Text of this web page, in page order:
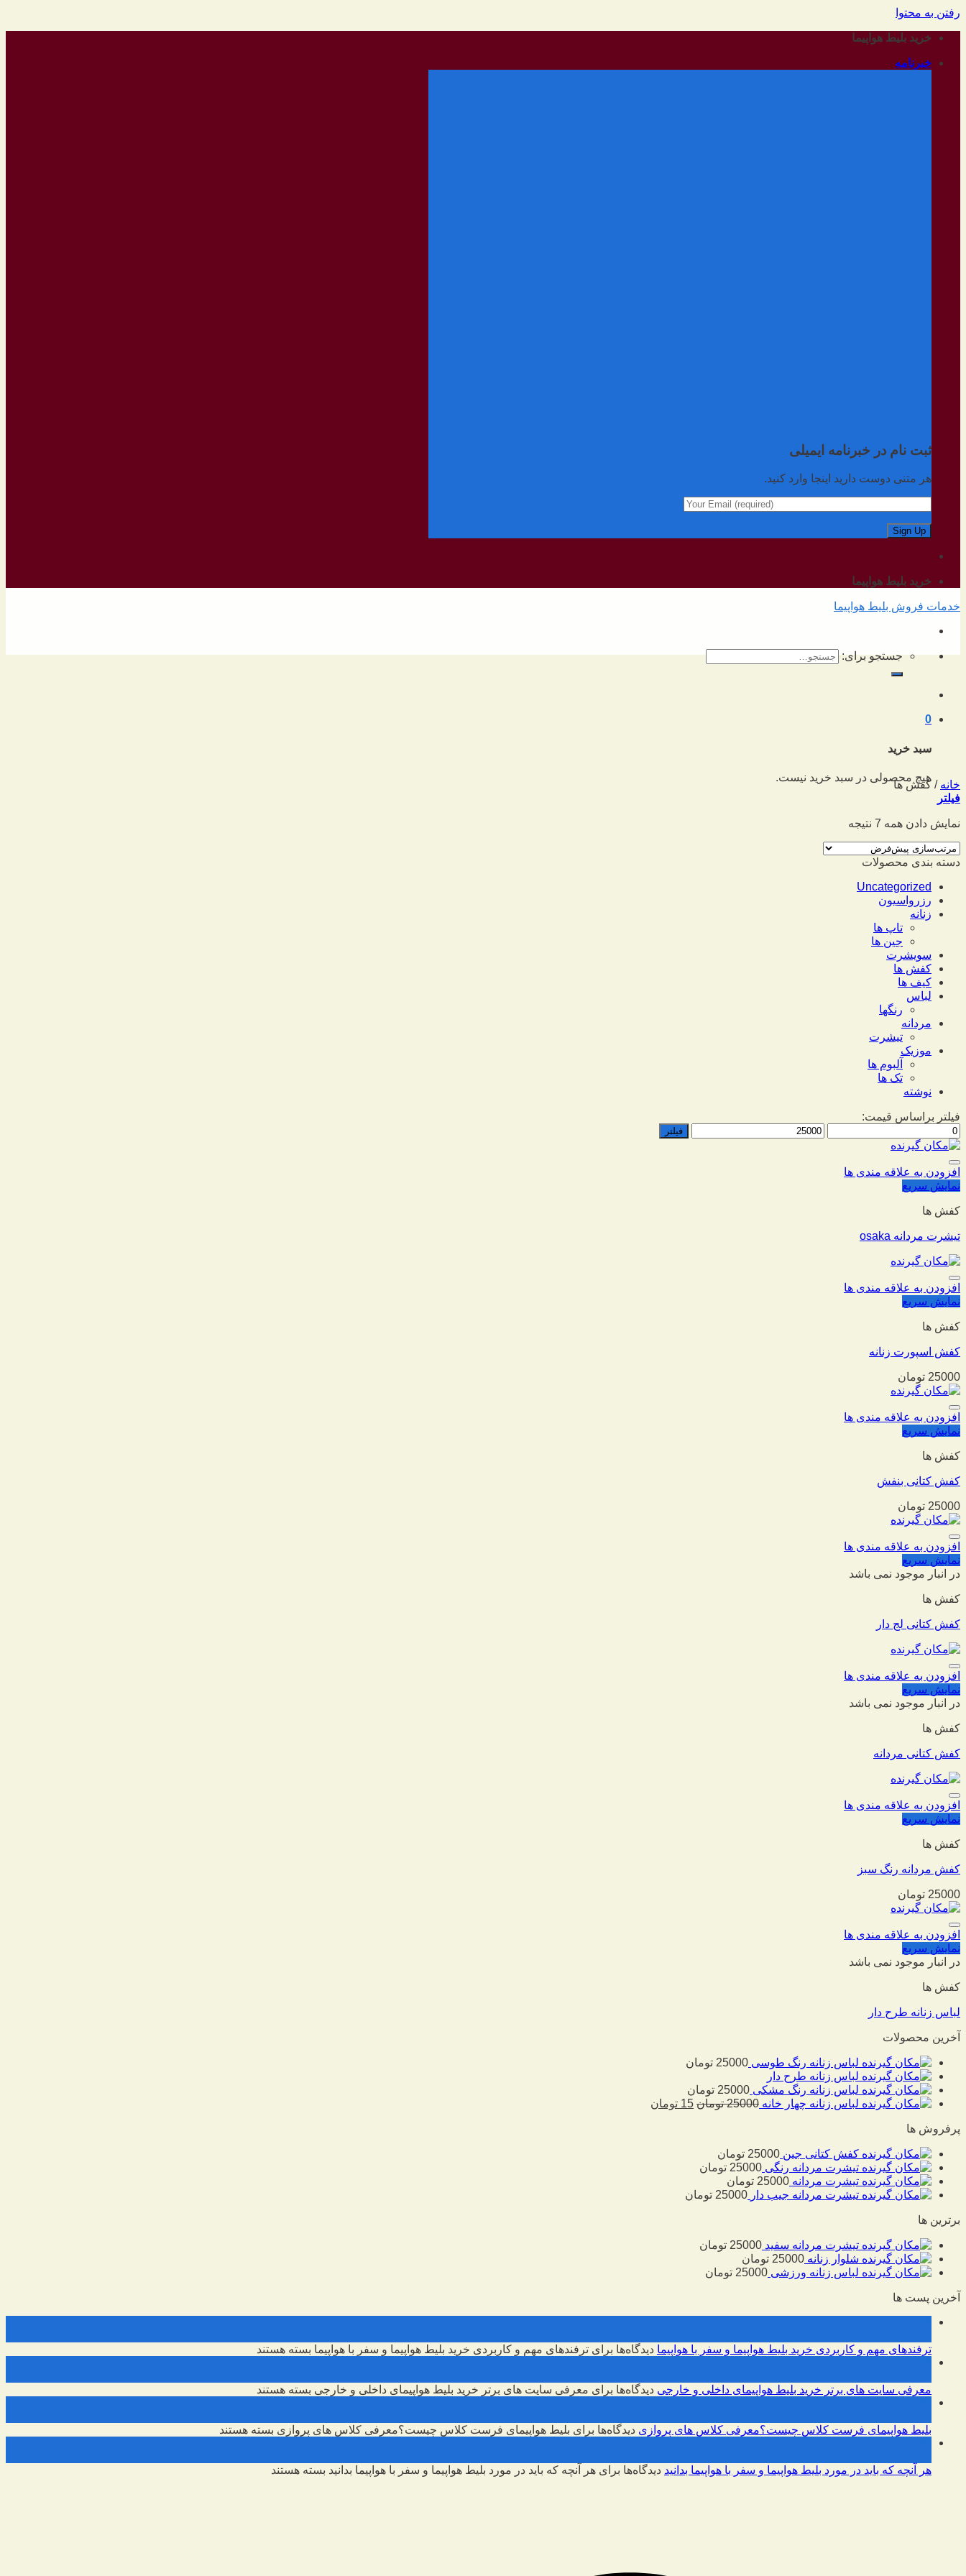
رفتن به محتوا
خرید بلیط هواپیما
خبرنامه
ثبت نام در خبرنامه ایمیلی
هر متنی دوست دارید اینجا وارد کنید.
خرید بلیط هواپیما
خدمات فروش بلیط هواپیما
جستجو برای:
0
سبد خرید
هیچ محصولی در سبد خرید نیست.
خانه / کفش ها
فیلتر
نمایش دادن همه 7 نتیجه
دسته بندی محصولات
Uncategorized
رزرواسیون
زنانه
تاپ ها
جین ها
سویشرت
کفش ها
کیف ها
لباس
رنگها
مردانه
تیشرت
موزیک
آلبوم ها
تک ها
نوشته
فیلتر براساس قیمت:
فیلتر
افزودن به علاقه مندی ها
نمایش سریع
کفش ها
تیشرت مردانه osaka
افزودن به علاقه مندی ها
نمایش سریع
کفش ها
کفش اسپورت زنانه
25000 تومان
افزودن به علاقه مندی ها
نمایش سریع
کفش ها
کفش کتانی بنفش
25000 تومان
افزودن به علاقه مندی ها
نمایش سریع
در انبار موجود نمی باشد
کفش ها
کفش کتانی لج دار
افزودن به علاقه مندی ها
نمایش سریع
در انبار موجود نمی باشد
کفش ها
کفش کتانی مردانه
افزودن به علاقه مندی ها
نمایش سریع
کفش ها
کفش مردانه رنگ سبز
25000 تومان
افزودن به علاقه مندی ها
نمایش سریع
در انبار موجود نمی باشد
کفش ها
لباس زنانه طرح دار
آخرین محصولات
لباس زنانه رنگ طوسی 25000 تومان
لباس زنانه طرح دار
لباس زنانه رنگ مشکی 25000 تومان
لباس زنانه چهار خانه 25000 تومان 15 تومان
پرفروش ها
کفش کتانی جین 25000 تومان
تیشرت مردانه رنگی 25000 تومان
تیشرت مردانه 25000 تومان
تیشرت مردانه جیب دار 25000 تومان
برترین ها
تیشرت مردانه سفید 25000 تومان
شلوار زنانه 25000 تومان
لباس زنانه ورزشی 25000 تومان
آخرین پست ها
ترفندهای مهم و کاربردی خرید بلیط هواپیما و سفر با هواپیما دیدگاه‌ها برای ترفندهای مهم و کاربردی خرید بلیط هواپیما و سفر با هواپیما بسته هستند
معرفی سایت های برتر خرید بلیط هواپیمای داخلی و خارجی دیدگاه‌ها برای معرفی سایت های برتر خرید بلیط هواپیمای داخلی و خارجی بسته هستند
بلیط هواپیمای فرست کلاس چیست؟معرفی کلاس های پروازی دیدگاه‌ها برای بلیط هواپیمای فرست کلاس چیست؟معرفی کلاس های پروازی بسته هستند
هر آنچه که باید در مورد بلیط هواپیما و سفر با هواپیما بدانید دیدگاه‌ها برای هر آنچه که باید در مورد بلیط هواپیما و سفر با هواپیما بدانید بسته هستند